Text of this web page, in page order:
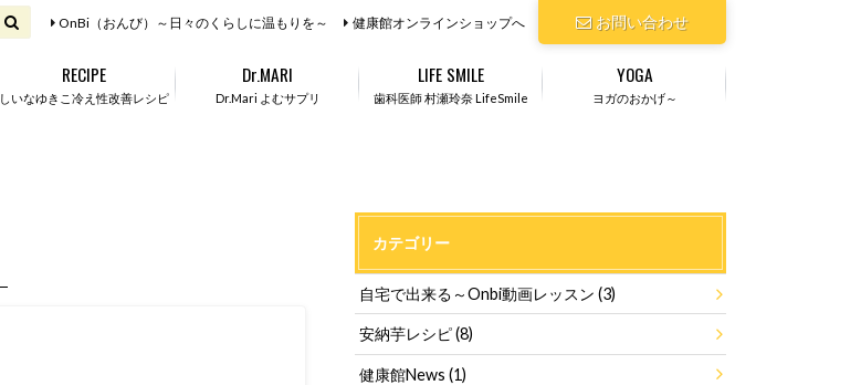
お問い合わせ
OnBi（おんび）～日々のくらしに温もりを～ 健康館オンラインショップへ
しいなゆきこ冷え性改善レシピ
RECIPE
Dr.Mari よむサプリ
Dr.MARI
歯科医師 村瀬玲奈 LifeSmile
LIFE SMILE
ヨガのおかげ～
YOGA
カテゴリー
自宅で出来る～Onbi動画レッスン(3)
安納芋レシピ(8)
健康館News(1)